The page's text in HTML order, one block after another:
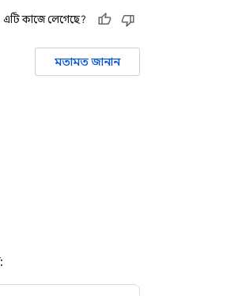
এটি কাজে লেগেছে?
মতামত জানান